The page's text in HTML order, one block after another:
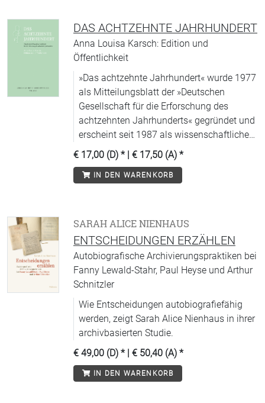
DAS ACHTZEHNTE JAHRHUNDERT
Anna Louisa Karsch: Edition und
Öffentlichkeit
»Das achtzehnte Jahrhundert« wurde 1977
als Mitteilungsblatt der »Deutschen
Gesellschaft für die Erforschung des
achtzehnten Jahrhunderts« gegründet und
erscheint seit 1987 als wissenschaftliche
Zeitschrift.
€ 17,00 (D) * | € 17,50 (A) *
IN DEN WARENKORB
SARAH ALICE NIENHAUS
ENTSCHEIDUNGEN ERZÄHLEN
Autobiografische Archivierungspraktiken bei
Fanny Lewald-Stahr, Paul Heyse und Arthur
Schnitzler
Wie Entscheidungen autobiografiefähig
werden, zeigt Sarah Alice Nienhaus in ihrer
archivbasierten Studie.
€ 49,00 (D) * | € 50,40 (A) *
IN DEN WARENKORB